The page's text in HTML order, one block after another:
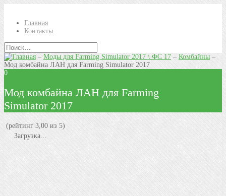
Главная
Контакты
–Моды для Farming Simulator 2017 \ ФС 17– Комбайны –
Мод комбайна ЛАН для Farming Simulator 2017
0
Мод комбайна ЛАН для Farming
Simulator 2017
(рейтинг 3,00 из 5)
Загрузка...